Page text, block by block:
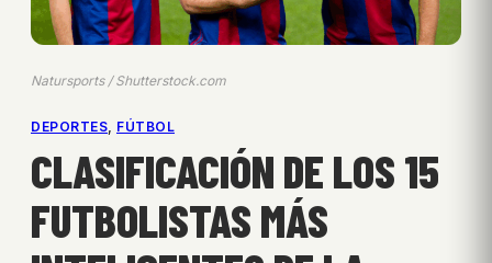
Natursports / Shutterstock.com
DEPORTES, FÚTBOL
CLASIFICACIÓN DE LOS 15
FUTBOLISTAS MÁS